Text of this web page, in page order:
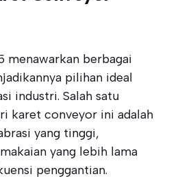
menawarkan berbagai
pilihan ideal
industri. Salah satu
karet conveyor ini adalah
yang tinggi,
yang lebih lama
penggantian.